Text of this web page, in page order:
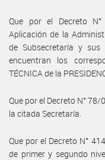
Que por el Decreto
Aplicación de la
de Subsecretaría y sus
encuentran los
TÉCNICA de la
Que por el Decreto N°
la citada Secretaría.
Que por el Decreto N°
de primer y segundo